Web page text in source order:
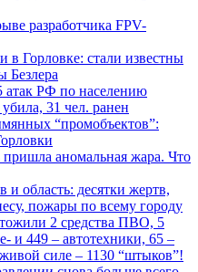
разработчика FPV-
в Горловке: стали известны
Безлера
РФ по населению
31 чел. ранен
“промобъектов”:
аномальная жара. Что
и область: десятки жертв,
пожары по всему городу
2 средства ПВО, 5
и 449 – автотехники, 65 –
силе – 1130 “штыков”!